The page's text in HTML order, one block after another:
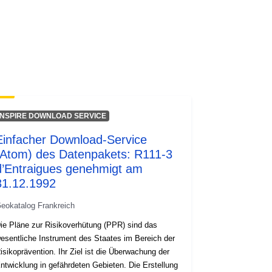
DOWNLOAD SERVICE
Download-Service
des Datenpakets: R111-3
genehmigt am
Frankreich
Pläne zur Risikoverhütung (PPR) sind das
Instrument des Staates im Bereich der
Ihr Ziel ist die Überwachung der
in gefährdeten Gebieten. Die Erstellung